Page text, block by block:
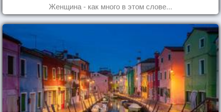
Женщина - как много в этом слове...